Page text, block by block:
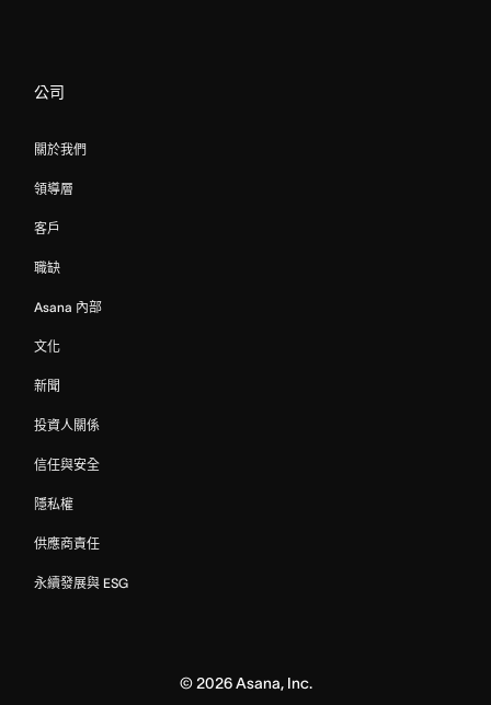
公司
關於我們
領導層
客戶
職缺
Asana 內部
文化
新聞
投資人關係
信任與安全
隱私權
供應商責任
永續發展與 ESG
© 2026Asana, Inc.